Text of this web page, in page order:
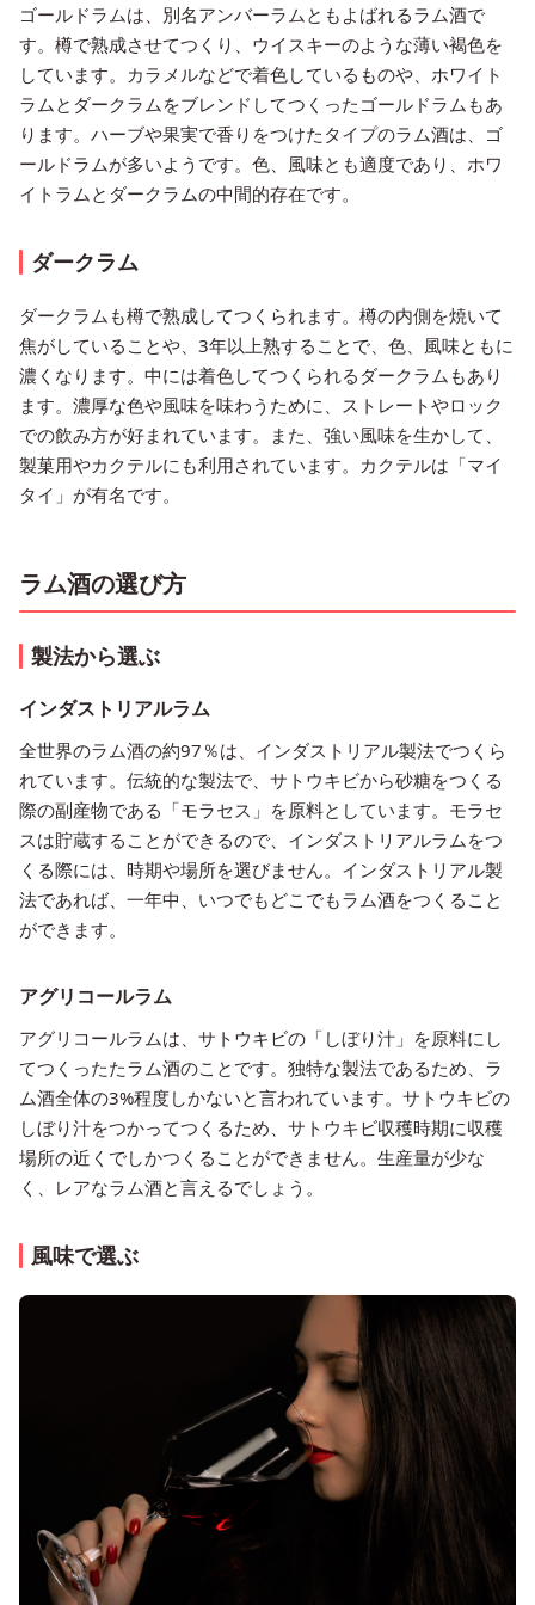
ゴールドラムは、別名アンバーラムともよばれるラム酒で
す。樽で熟成させてつくり、ウイスキーのような薄い褐色を
しています。カラメルなどで着色しているものや、ホワイト
ラムとダークラムをブレンドしてつくったゴールドラムもあ
ります。ハーブや果実で香りをつけたタイプのラム酒は、ゴ
ールドラムが多いようです。色、風味とも適度であり、ホワ
イトラムとダークラムの中間的存在です。
ダークラム
ダークラムも樽で熟成してつくられます。樽の内側を焼いて
焦がしていることや、3年以上熟することで、色、風味ともに
濃くなります。中には着色してつくられるダークラムもあり
ます。濃厚な色や風味を味わうために、ストレートやロック
での飲み方が好まれています。また、強い風味を生かして、
製菓用やカクテルにも利用されています。カクテルは「マイ
タイ」が有名です。
ラム酒の選び方
製法から選ぶ
インダストリアルラム
全世界のラム酒の約97％は、インダストリアル製法でつくら
れています。伝統的な製法で、サトウキビから砂糖をつくる
際の副産物である「モラセス」を原料としています。モラセ
スは貯蔵することができるので、インダストリアルラムをつ
くる際には、時期や場所を選びません。インダストリアル製
法であれば、一年中、いつでもどこでもラム酒をつくること
ができます。
アグリコールラム
アグリコールラムは、サトウキビの「しぼり汁」を原料にし
てつくったたラム酒のことです。独特な製法であるため、ラ
ム酒全体の3%程度しかないと言われています。サトウキビの
しぼり汁をつかってつくるため、サトウキビ収穫時期に収穫
場所の近くでしかつくることができません。生産量が少な
く、レアなラム酒と言えるでしょう。
風味で選ぶ